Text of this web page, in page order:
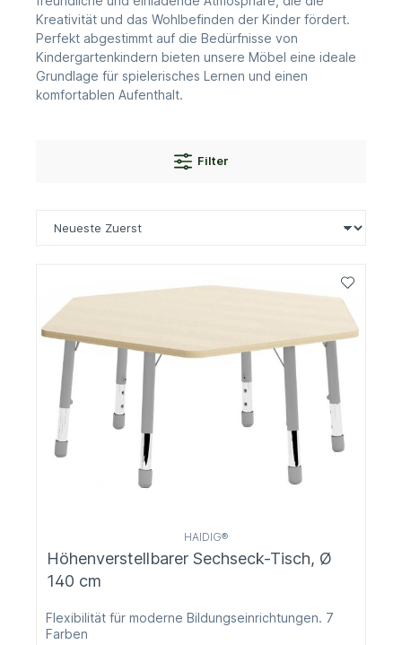
Kreativität und das Wohlbefinden der Kinder fördert.
Perfekt abgestimmt auf die Bedürfnisse von
Kindergartenkindern bieten unsere Möbel eine ideale
Grundlage für spielerisches Lernen und einen
komfortablen Aufenthalt.
Filter
HAIDIG®
Höhenverstellbarer Sechseck-Tisch, Ø
140 cm
Flexibilität für moderne Bildungseinrichtungen. 7
Farben